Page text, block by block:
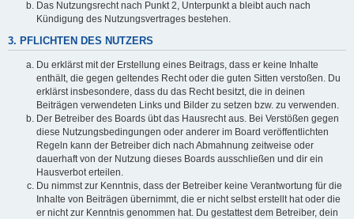
Das Nutzungsrecht nach Punkt 2, Unterpunkt a bleibt auch nach
Kündigung des Nutzungsvertrages bestehen.
3. PFLICHTEN DES NUTZERS
Du erklärst mit der Erstellung eines Beitrags, dass er keine Inhalte
enthält, die gegen geltendes Recht oder die guten Sitten verstoßen. Du
erklärst insbesondere, dass du das Recht besitzt, die in deinen
Beiträgen verwendeten Links und Bilder zu setzen bzw. zu verwenden.
Der Betreiber des Boards übt das Hausrecht aus. Bei Verstößen gegen
diese Nutzungsbedingungen oder anderer im Board veröffentlichten
Regeln kann der Betreiber dich nach Abmahnung zeitweise oder
dauerhaft von der Nutzung dieses Boards ausschließen und dir ein
Hausverbot erteilen.
Du nimmst zur Kenntnis, dass der Betreiber keine Verantwortung für die
Inhalte von Beiträgen übernimmt, die er nicht selbst erstellt hat oder die
er nicht zur Kenntnis genommen hat. Du gestattest dem Betreiber, dein